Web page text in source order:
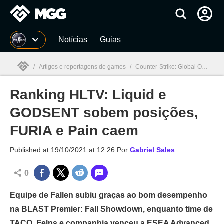
Millenium Notícias Guias
Millenium
/ Artigos e reportagens de games / Counter-Strike: Global Offensive
Ranking HLTV: Liquid e
GODSENT sobem posições,
FURIA e Pain caem
Published at 19/10/2021 at 12:26 Por Gabriel Sales
0
Equipe de Fallen subiu graças ao bom desempenho
na BLAST Premier: Fall Showdown, enquanto time de